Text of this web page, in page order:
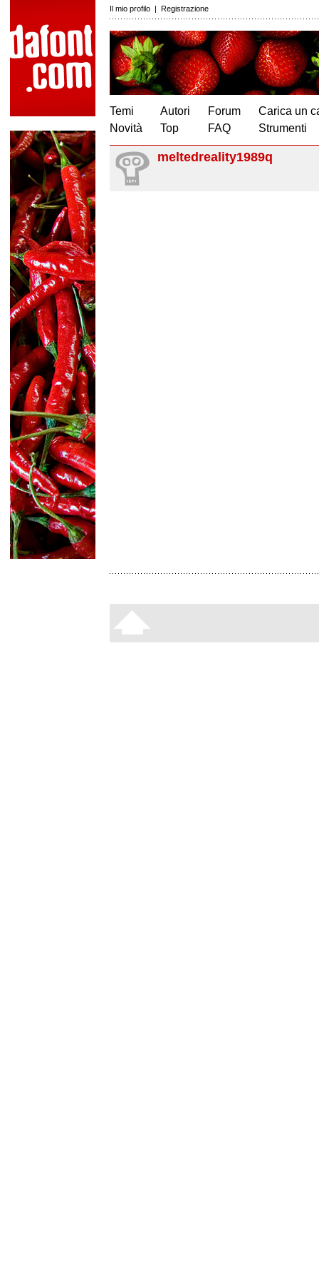
Il mio profilo | Registrazione
Temi
Novità
Autori
Top
Forum
FAQ
Carica un
Strumenti
meltedreality1989q